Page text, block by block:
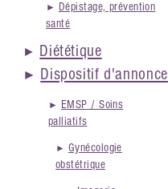
► Dépistage, prévention
santé
► Diététique
► Dispositif d'annonce
► EMSP / Soins
palliatifs
► Gynécologie
obstétrique